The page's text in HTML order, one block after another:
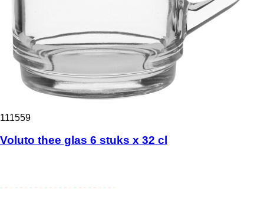
111559
Voluto thee glas 6 stuks x 32 cl